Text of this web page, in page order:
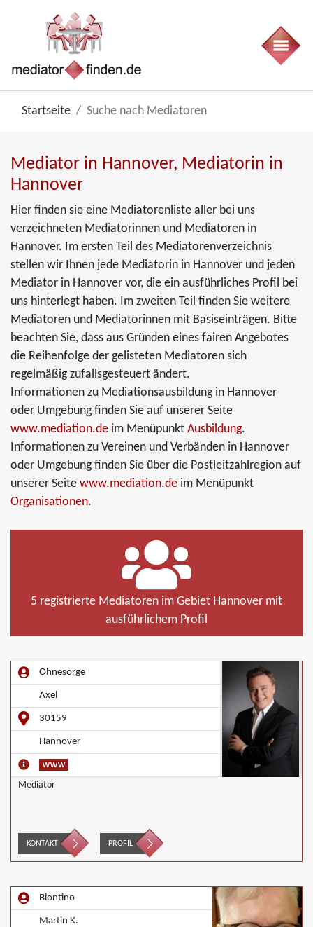
Startseite Suche nach Mediatoren
Mediator in Hannover, Mediatorin in
Hannover
Hier finden sie eine Mediatorenliste aller bei uns
verzeichneten Mediatorinnen und Mediatoren in
Hannover. Im ersten Teil des Mediatorenverzeichnis
stellen wir Ihnen jede Mediatorin in Hannover und jeden
Mediator in Hannover vor, die ein ausführliches Profil bei
uns hinterlegt haben. Im zweiten Teil finden Sie weitere
Mediatoren und Mediatorinnen mit Basiseinträgen. Bitte
beachten Sie, dass aus Gründen eines fairen Angebotes
die Reihenfolge der gelisteten Mediatoren sich
regelmäßig zufallsgesteuert ändert.
Informationen zu Mediationsausbildung in Hannover
oder Umgebung finden Sie auf unserer Seite
www.mediation.de im Menüpunkt Ausbildung.
Informationen zu Vereinen und Verbänden in Hannover
oder Umgebung finden Sie über die Postleitzahlregion auf
unserer Seite www.mediation.de im Menüpunkt
Organisationen.
5 registrierte Mediatoren im Gebiet Hannover mit
ausführlichem Profil
Ohnesorge
Axel
30159
Hannover
Mediator
KONTAKT PROFIL
Biontino
Martin K.